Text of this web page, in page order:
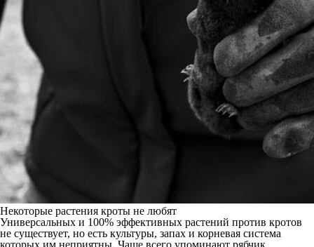
Некоторые растения кроты не любят
Универсальных и 100% эффективных растений против кротов
не существует, но есть культуры, запах и корневая система
которых им неприятны. Чаще всего упоминают рябчик